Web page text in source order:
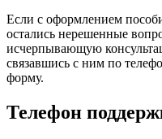
Если с оформлением
остались нерешенные
исчерпывающую
связавшись с ним по
форму.
Телефон